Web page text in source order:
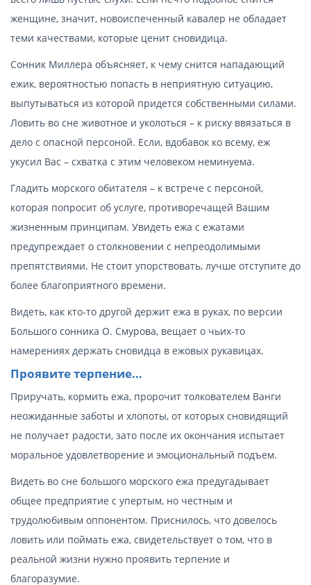
женщине, значит, новоиспеченный кавалер не обладает
теми качествами, которые ценит сновидица.
Сонник Миллера объясняет, к чему снится нападающий
ежик, вероятностью попасть в неприятную ситуацию,
выпутываться из которой придется собственными силами.
Ловить во сне животное и уколоться – к риску ввязаться в
дело с опасной персоной. Если, вдобавок ко всему, еж
укусил Вас – схватка с этим человеком неминуема.
Гладить морского обитателя – к встрече с персоной,
которая попросит об услуге, противоречащей Вашим
жизненным принципам. Увидеть ежа с ежатами
предупреждает о столкновении с непреодолимыми
препятствиями. Не стоит упорствовать, лучше отступите до
более благоприятного времени.
Видеть, как кто-то другой держит ежа в руках, по версии
Большого сонника О. Смурова, вещает о чьих-то
намерениях держать сновидца в ежовых рукавицах.
Проявите терпение…
Приручать, кормить ежа, пророчит толкователем Ванги
неожиданные заботы и хлопоты, от которых сновидящий
не получает радости, зато после их окончания испытает
моральное удовлетворение и эмоциональный подъем.
Видеть во сне большого морского ежа предугадывает
общее предприятие с упертым, но честным и
трудолюбивым оппонентом. Приснилось, что довелось
ловить или поймать ежа, свидетельствует о том, что в
реальной жизни нужно проявить терпение и
благоразумие.